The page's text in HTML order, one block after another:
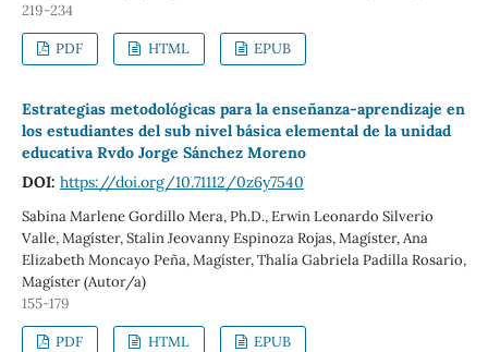
219-234
PDF HTML EPUB
Estrategias metodológicas para la enseñanza-aprendizaje en
los estudiantes del sub nivel básica elemental de la unidad
educativa Rvdo Jorge Sánchez Moreno
DOI: https://doi.org/10.71112/0z6y7540
Sabina Marlene Gordillo Mera, Ph.D., Erwin Leonardo Silverio
Valle, Magíster, Stalin Jeovanny Espinoza Rojas, Magíster, Ana
Elizabeth Moncayo Peña, Magíster, Thalía Gabriela Padilla Rosario,
Magíster (Autor/a)
155-179
PDF HTML EPUB